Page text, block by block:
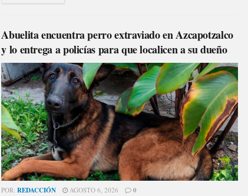
Abuelita encuentra perro extraviado en Azcapotzalco
y lo entrega a policías para que localicen a su dueño
POR: REDACCIÓN AGOSTO 6, 2026 0